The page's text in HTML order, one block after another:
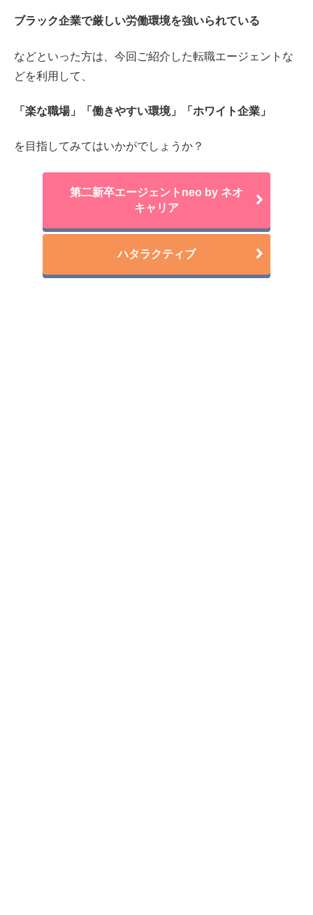
ブラック企業で厳しい労働環境を強いられている
などといった方は、今回ご紹介した転職エージェントな
どを利用して、
「楽な職場」「働きやすい環境」「ホワイト企業」
を目指してみてはいかがでしょうか？
第二新卒エージェントneo by ネオ
キャリア
ハタラクティブ